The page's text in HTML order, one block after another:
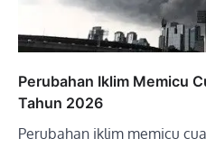
Perubahan Iklim Memicu
Tahun 2026
Perubahan iklim memicu